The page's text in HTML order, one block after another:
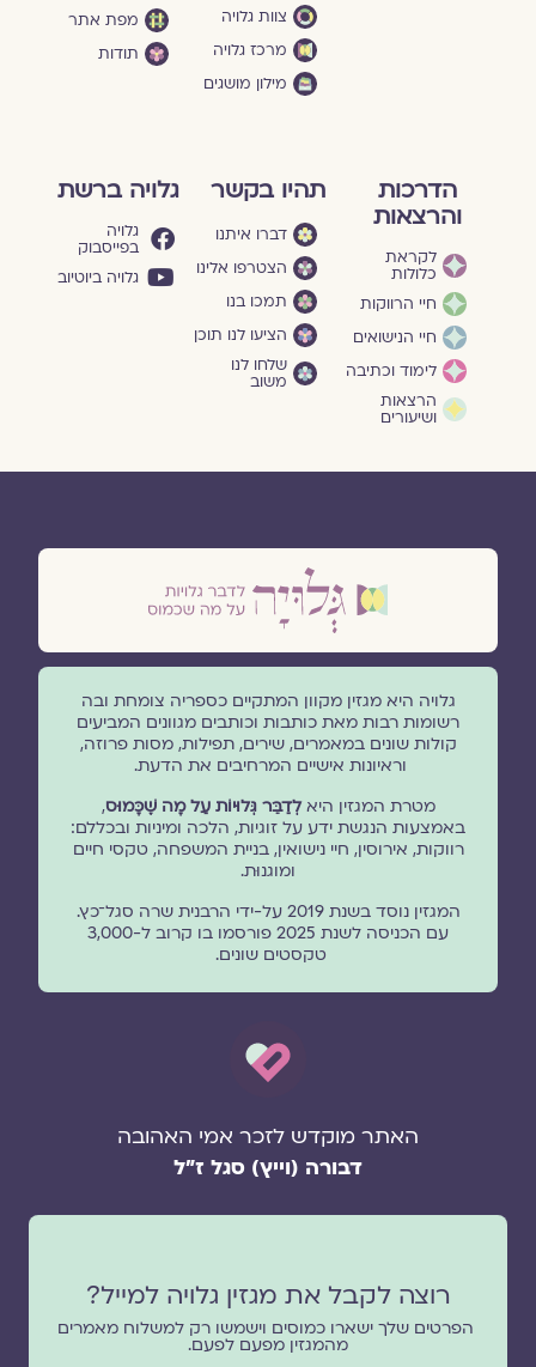
צוות גלויה
מרכז גלויה
מילון מושגים
מפת אתר
תודות
הדרכות
והרצאות
לקראת
כלולות
חיי הרווקות
חיי הנישואים
לימוד וכתיבה
הרצאות
ושיעורים
תהיו בקשר
דברו איתנו
הצטרפו אלינו
תמכו בנו
הציעו לנו תוכן
שלחו לנו
משוב
גלויה ברשת
גלויה
בפייסבוק
גלויה ביוטיוב
גלויה היא מגזין מקוון המתקיים כספריה צומחת ובה
רשומות רבות מאת כותבות וכותבים מגוונים המביעים
קולות שונים במאמרים, שירים, תפילות, מסות פרוזה,
וראיונות אישיים המרחיבים את הדעת.
מטרת המגזין היאלְדַבֵּר גְּלוּיוֹת עַל מָה שֶׁכָּמוּס,
באמצעות הנגשת ידע על זוגיות, הלכה ומיניות ובכללם:
רווקות, אירוסין, חיי נישואין, בניית המשפחה, טקסי חיים
ומוגנוּת.
המגזין נוסד בשנת 2019 על-ידי הרבנית שרה סגל־כץ.
עם הכניסה לשנת 2025 פורסמו בו קרוב ל-3,000
טקסטים שונים.
האתר מוקדש לזכר אמי האהובה
דבורה (וייץ) סגל ז"ל
רוצה לקבל את מגזין גלויה למייל?
הפרטים שלך ישארו כמוסים וישמשו רק למשלוח מאמרים
מהמגזין מפעם לפעם.